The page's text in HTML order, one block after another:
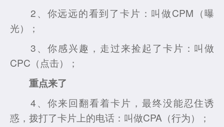
2、你远远的看到了卡片：叫做CPM（曝
光）；
3、你感兴趣，走过来捡起了卡片：叫做
CPC（点击）；
重点来了
4、你来回翻看着卡片，最终没能忍住诱
惑，拨打了卡片上的电话：叫做CPA（行为）；